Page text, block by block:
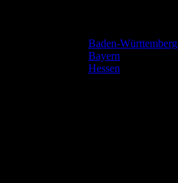
Baden-Württemberg
Bayern
Hessen